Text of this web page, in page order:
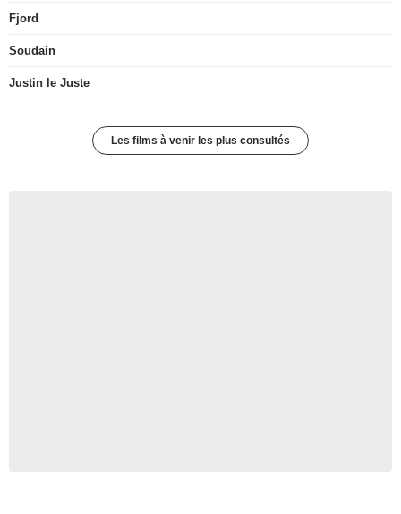
Fjord
Soudain
Justin le Juste
Les films à venir les plus consultés